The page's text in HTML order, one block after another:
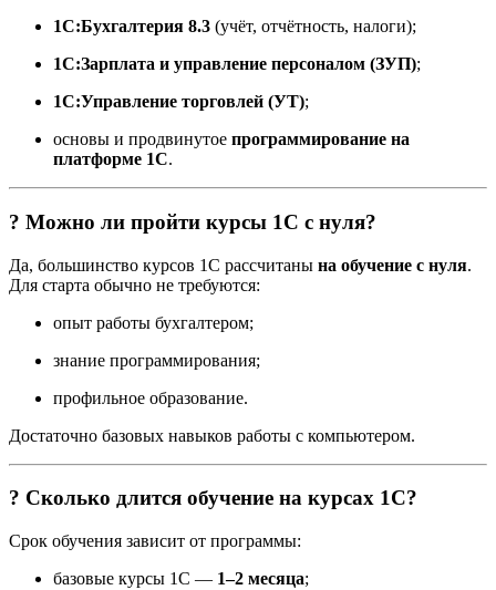
1С:Бухгалтерия 8.3 (учёт, отчётность, налоги);
1С:Зарплата и управление персоналом (ЗУП);
1С:Управление торговлей (УТ);
основы и продвинутое программирование на
платформе 1С.
? Можно ли пройти курсы 1С с нуля?
Да, большинство курсов 1С рассчитаны на обучение с нуля.
Для старта обычно не требуются:
опыт работы бухгалтером;
знание программирования;
профильное образование.
Достаточно базовых навыков работы с компьютером.
? Сколько длится обучение на курсах 1С?
Срок обучения зависит от программы:
базовые курсы 1С — 1–2 месяца;